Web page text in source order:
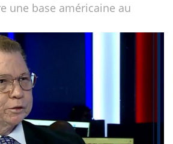
une base américaine au